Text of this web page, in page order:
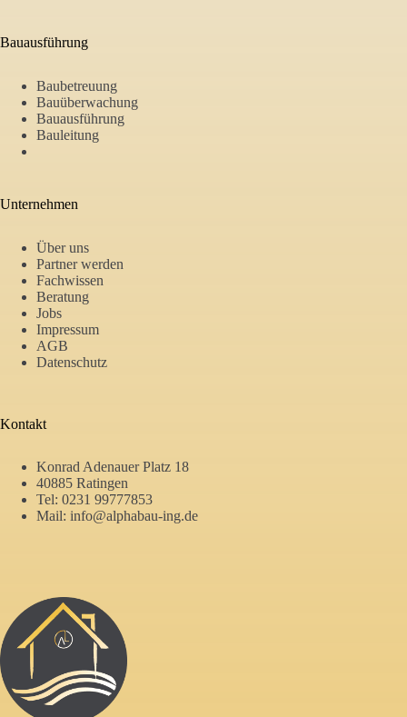
Bauausführung
Baubetreuung
Bauüberwachung
Bauausführung
Bauleitung
Unternehmen
Über uns
Partner werden
Fachwissen
Beratung
Jobs
Impressum
AGB
Datenschutz
Kontakt
Konrad Adenauer Platz 18
40885 Ratingen
Tel: 0231 99777853
Mail: info@alphabau-ing.de